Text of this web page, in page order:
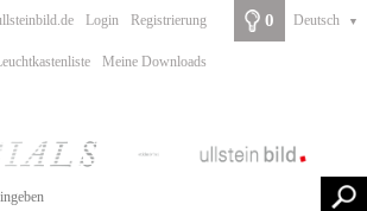
Login Registrierung
Meine Downloads
0 Deutsch ▼